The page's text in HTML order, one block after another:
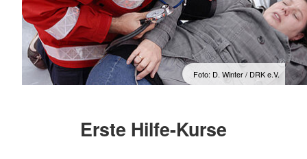
Foto: D. Winter / DRK e.V.
Erste Hilfe-Kurse